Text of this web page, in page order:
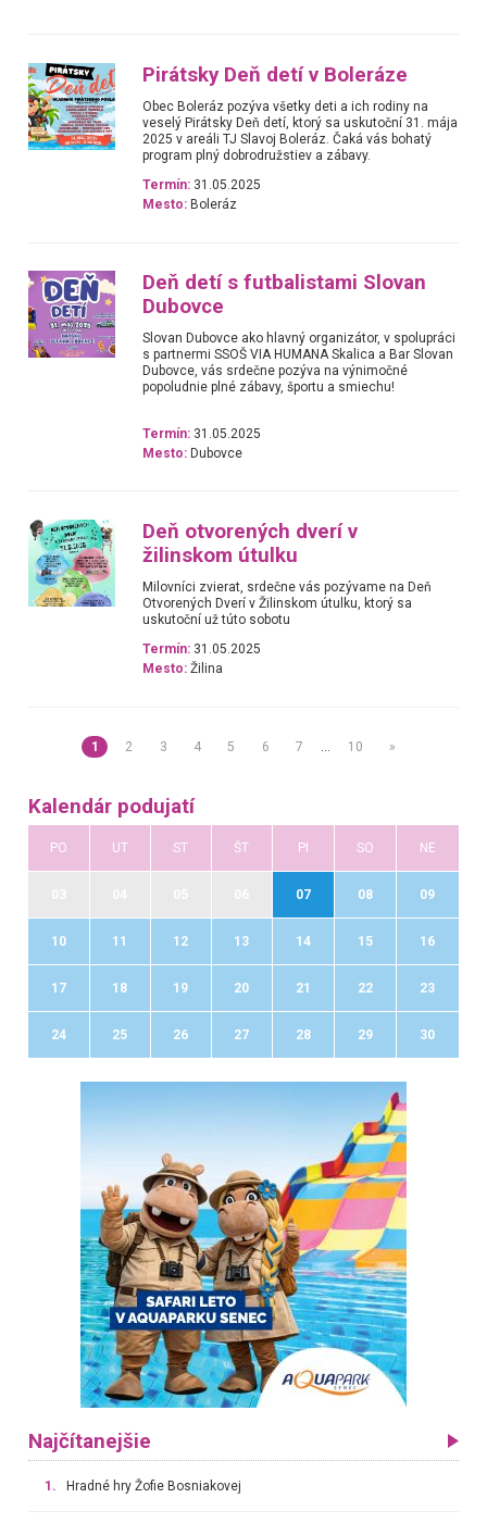
Pirátsky Deň detí v Boleráze
Obec Boleráz pozýva všetky deti a ich rodiny na
veselý Pirátsky Deň detí, ktorý sa uskutoční 31. mája
2025 v areáli TJ Slavoj Boleráz. Čaká vás bohatý
program plný dobrodružstiev a zábavy.
Termín: 31.05.2025
Mesto: Boleráz
Deň detí s futbalistami Slovan
Dubovce
Slovan Dubovce ako hlavný organizátor, v spolupráci
s partnermi SSOŠ VIA HUMANA Skalica a Bar Slovan
Dubovce, vás srdečne pozýva na výnimočné
popoludnie plné zábavy, športu a smiechu!
Termín: 31.05.2025
Mesto: Dubovce
Deň otvorených dverí v
žilinskom útulku
Milovníci zvierat, srdečne vás pozývame na Deň
Otvorených Dverí v Žilinskom útulku, ktorý sa
uskutoční už túto sobotu
Termín: 31.05.2025
Mesto: Žilina
1 2 3 4 5 6 7 10 »
Kalendár podujatí
PO UT ST ŠT PI SO NE
07 08 09
10 11 12 13 14 15 16
17 18 19 20 21 22 23
24 25 26 27 28 29 30
Najčítanejšie
1. Hradné hry Žofie Bosniakovej